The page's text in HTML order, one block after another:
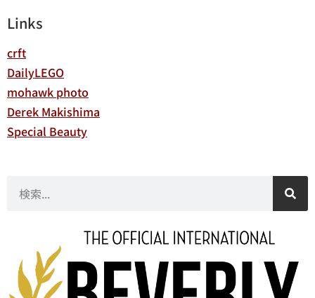
Links
crft
DailyLEGO
mohawk photo
Derek Makishima
Special Beauty